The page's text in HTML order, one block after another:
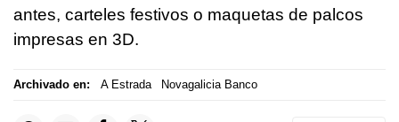
antes, carteles festivos o maquetas de palcos
impresas en 3D.
Archivado en: A Estrada Novagalicia Banco